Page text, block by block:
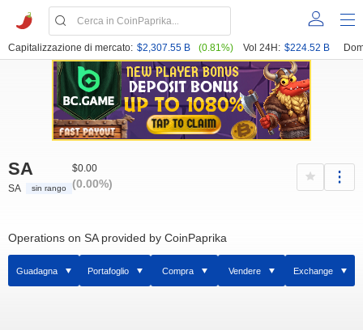
Capitalizzazione di mercato: $2,307.55 B (0.81%) Vol 24H: $224.52 B
SA
SA sin rango
$0.00
(0.00%)
Operations on SA provided by CoinPaprika
Guadagna Portafoglio Compra Vendere Exchange